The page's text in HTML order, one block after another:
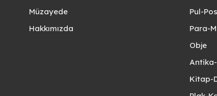
Müzayede
Hakkımızda
Pul-
Para-
Obje
Kitap-